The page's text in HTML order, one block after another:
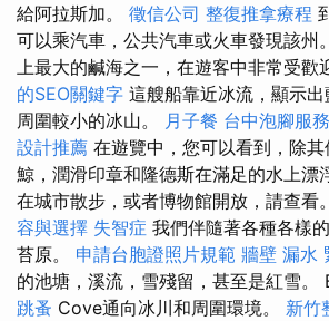
給阿拉斯加。 徵信公司 整復推拿療程
可以乘汽車，公共汽車或火車發現該州
上最大的鹹海之一，在遊客中非常受歡
的SEO關鍵字 這艘船靠近冰流，顯示
周圍較小的冰山。
月子餐 台中泡腳服務
設計推薦 在遊覽中，您可以看到，除
鯨，潤滑印章和隆德斯在滿足的水上漂
在城市散步，或者博物館開放，請查看
容與選擇 失智症 我們伴隨著各種各樣
苔原。 申請台胞證照片規範 牆壁 漏水
的池塘，溪流，雪殘留，甚至是紅雪
跳蚤 Cove通向冰川和周圍環境。 新竹